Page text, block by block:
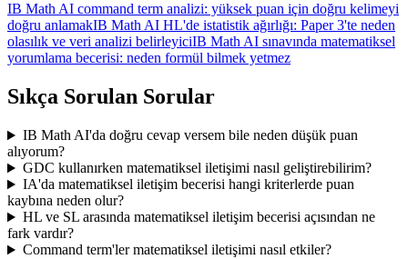
IB Math AI command term analizi: yüksek puan için doğru kelimeyi
doğru anlamakIB Math AI HL'de istatistik ağırlığı: Paper 3'te neden
olasılık ve veri analizi belirleyiciIB Math AI sınavında matematiksel
yorumlama becerisi: neden formül bilmek yetmez
Sıkça Sorulan Sorular
IB Math AI'da doğru cevap versem bile neden düşük puan
alıyorum?
GDC kullanırken matematiksel iletişimi nasıl geliştirebilirim?
IA'da matematiksel iletişim becerisi hangi kriterlerde puan
kaybına neden olur?
HL ve SL arasında matematiksel iletişim becerisi açısından ne
fark vardır?
Command term'ler matematiksel iletişimi nasıl etkiler?